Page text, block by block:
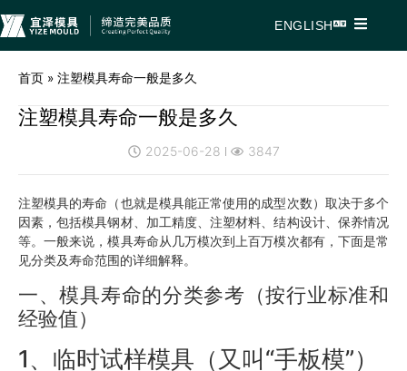
ENGLISH
首页 » 注塑模具寿命一般是多久
注塑模具寿命一般是多久
2025-06-28 3847
注塑模具的寿命（也就是模具能正常使用的成型次数）取决于多个
因素，包括模具钢材、加工精度、注塑材料、结构设计、保养情况
等。一般来说，模具寿命从几万模次到上百万模次都有，下面是常
见分类及寿命范围的详细解释。
一、模具寿命的分类参考（按行业标准和
经验值）
1、临时试样模具（又叫“手板模”）